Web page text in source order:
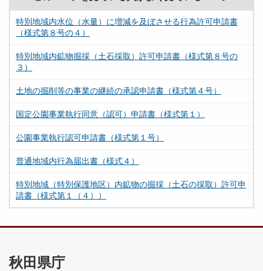
特別地域内水位（水量）に増減を及ぼさせる行為許可申請書
（様式第８号の４）
特別地域内鉱物掘採（土石採取）許可申請書（様式第８号の
３）
土地の掘削等の事業の継続の承認申請書（様式第４号）
国定公園事業執行同意（認可）申請書（様式第１）
公園事業執行認可申請書（様式第１号）
普通地域内行為届出書（様式４）
特別地域（特別保護地区）内鉱物の掘採（土石の採取）許可申
請書（様式第１（４））
秋田県庁